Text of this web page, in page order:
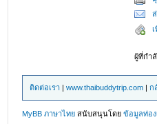
ผู้ที่กำ
ติดต่อเรา |www.thaibuddytrip.com |ก
MyBB ภาษาไทย สนับสนุนโดยข้อมูลท่อง